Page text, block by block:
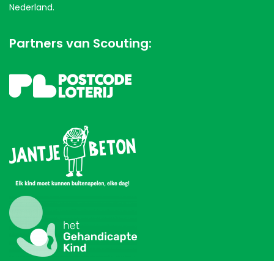
Nederland.
Partners van Scouting: